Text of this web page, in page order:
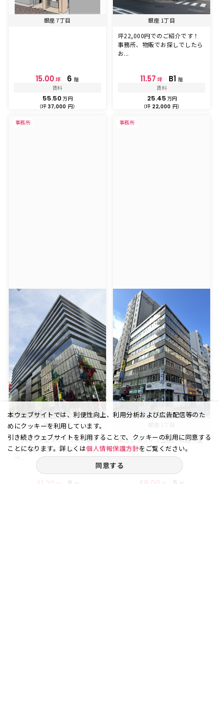
銀座 7丁目
15.00 坪 6 階
賃料
55.50 万円
（坪 37,000 円）
銀座 1丁目
坪22,000円でのご紹介です！
事務所、物販でお探しでしたら
お...
11.57 坪 B1 階
賃料
25.45 万円
（坪 22,000 円）
事務所
銀座 6丁目
１フロア大型オフィスの分割タ
イプ 築浅ならではのハイス
8
階
事務所
明るいオフィス空間。柳通り面
の角地オフィスビル
5 階
本ウェブサイトでは、利便性向上、利用分析および広告配信等のた
めにクッキーを利用しています。
引き続きウェブサイトを利用することで、クッキーの利用に同意する
ことになります。詳しくは個人情報保護方針をご覧ください。
同意する